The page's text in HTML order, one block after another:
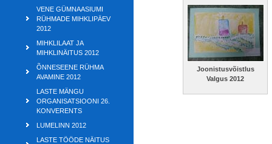
VENE GÜMNAASIUMI
RÜHMADE MIHKLIPÄEV
2012
MIHKLILAAT JA
MIHKLINÄITUS 2012
ÕNNESEENE RÜHMA
AVAMINE 2012
LASTE MÄNGU
ORGANISATSIOONI 26.
KONVERENTS
LUMELINN 2012
LASTE TÖÖDE NÄITUS
Joonistusvõistlus
Valgus 2012